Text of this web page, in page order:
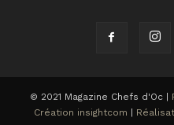
© 2021 Magazine Chefs d'Oc |
Création insightcom |